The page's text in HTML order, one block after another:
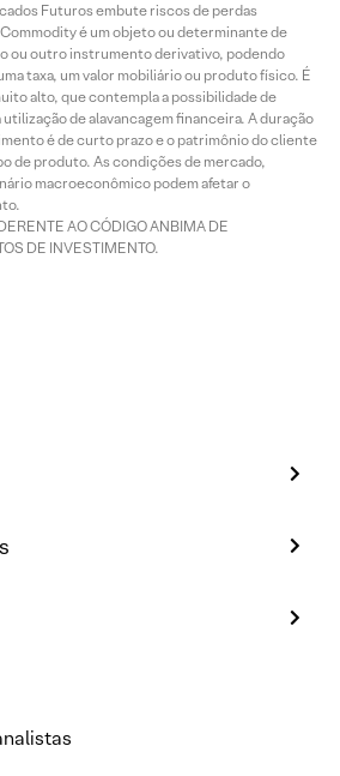
Futuros embute riscos de perdas
é um objeto ou determinante de
ou outro instrumento derivativo, podendo
taxa, um valor mobiliário ou produto físico. É
alto, que contempla a possibilidade de
de alavancagem financeira. A duração
é de curto prazo e o patrimônio do cliente
de produto. As condições de mercado,
macroeconômico podem afetar o
AO CÓDIGO ANBIMA DE
DE INVESTIMENTO.